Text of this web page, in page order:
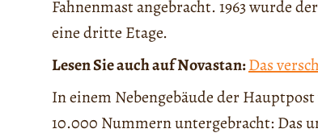
Fahnenmast angebracht. 1963 wurde
eine dritte Etage.
Lesen Sie auch auf Novastan:Das
In einem Nebengebäude der
10.000 Nummern untergebracht: Das